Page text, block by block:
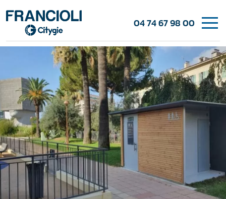
04 74 67 98 00